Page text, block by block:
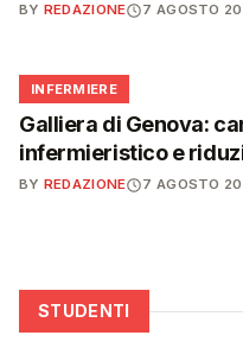
BY REDAZIONE 7 AGOSTO
🩺
INFERMIERE
Galliera di Genova:
infermieristico e
BY REDAZIONE 7 AGOSTO
STUDENTI